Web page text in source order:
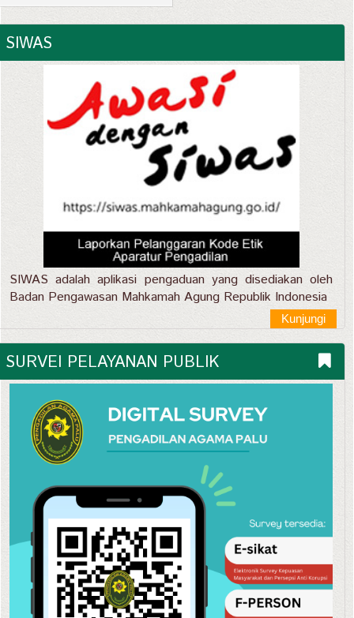
SIWAS
SIWAS adalah aplikasi pengaduan yang disediakan oleh
Badan Pengawasan Mahkamah Agung Republik Indonesia
Kunjungi
SURVEI PELAYANAN PUBLIK